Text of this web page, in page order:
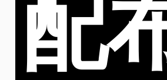
配